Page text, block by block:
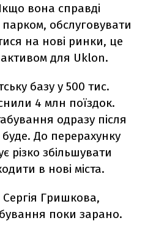
вона справді
обслуговувати
на нові ринки, це
для Uklon.
базу у 500 тис.
4 млн поїздок.
одразу після
До перерахунку
різко збільшувати
в нові міста.
Гришкова,
поки зарано.